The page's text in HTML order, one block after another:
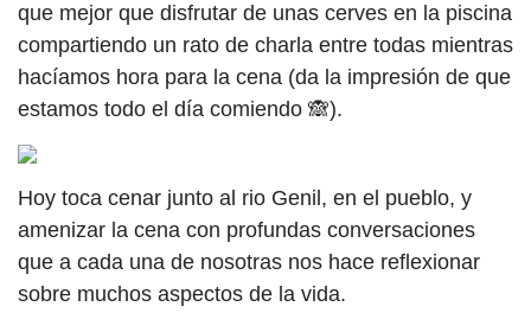
que mejor que disfrutar de unas cerves en la piscina
compartiendo un rato de charla entre todas mientras
hacíamos hora para la cena (da la impresión de que
estamos todo el día comiendo 🙈).
Hoy toca cenar junto al rio Genil, en el pueblo, y
amenizar la cena con profundas conversaciones
que a cada una de nosotras nos hace reflexionar
sobre muchos aspectos de la vida.